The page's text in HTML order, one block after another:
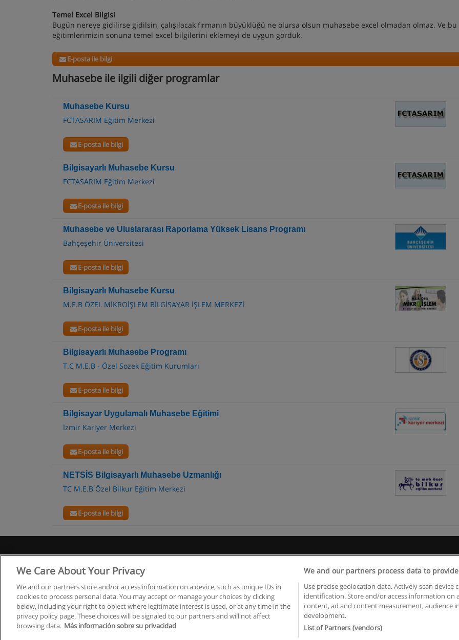
Temel Excel Bilgisi
Bugün nereye gidilirse gidilsin, çalışılacak firmanın büyüklüğü ne olursa olsun muhasebe excel olmadan olmaz. Ve
eğitimlerimizin sonuna temel excel bilgilerini eklemeyi de uygun gördük.
E-posta ile bilgi
Muhasebe ile ilgili diğer programlar
Muhasebe Kursu
FCTASARIM Eğitim Merkezi
E-posta ile bilgi
Bilgisayarlı Muhasebe Kursu
FCTASARIM Eğitim Merkezi
E-posta ile bilgi
Muhasebe ve Uluslararası Raporlama Yüksek Lisans Programı
Bahçeşehir Üniversitesi
E-posta ile bilgi
Bilgisayarlı Muhasebe Kursu
M.E.B ÖZEL MİKROİŞLEM BİLGİSAYAR İŞLEM MERKEZİ
E-posta ile bilgi
Bilgisayarlı Muhasebe Programı
T.C M.E.B - Özel Sozek Eğitim Kurumları
E-posta ile bilgi
Bilgisayar Uygulamalı Muhasebe Eğitimi
İzmir Kariyer Merkezi
E-posta ile bilgi
NETSİS Bilgisayarlı Muhasebe Uzmanlığı
TC M.E.B Özel Bilkur Eğitim Merkezi
E-posta ile bilgi
Copyright © Educaedu Business S.L. - CIF : B-95610580: -www.educaedu-
We Care About Your Privacy
We and our partners store and/or access information on a device, such as unique IDs in
cookies to process personal data. You may accept or manage your choices by clicking
below, including your right to object where legitimate interest is used, or at any time in the
privacy policy page. These choices will be signaled to our partners and will not affect
browsing data. Más información sobre su privacidad
We and our partners process data to
Use precise geolocation data. Actively scan device
identification. Store and/or access information on
content, ad and content measurement, audience
development.
List of Partners (vendors)